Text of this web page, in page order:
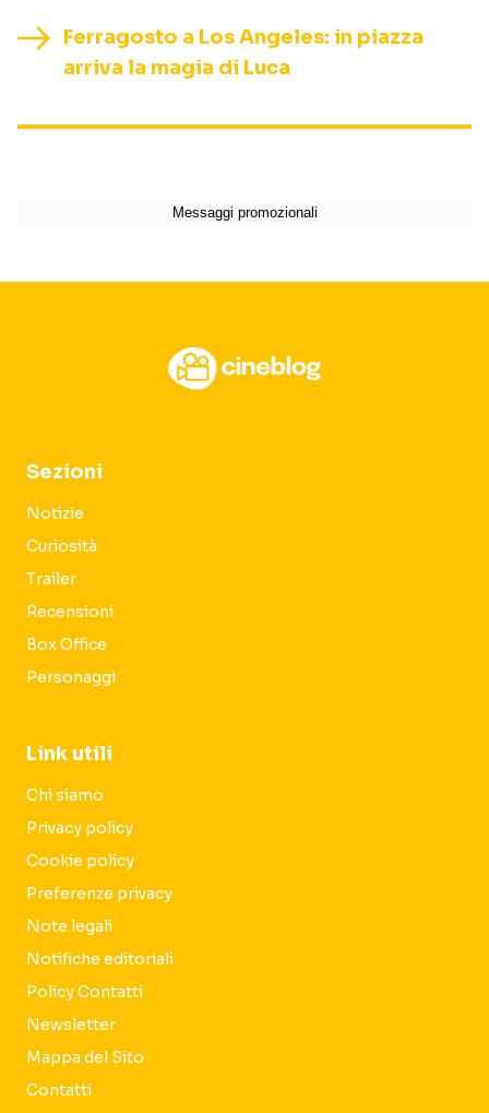
Ferragosto a Los Angeles: in piazza
arriva la magia di Luca
Sezioni
Notizie
Curiosità
Trailer
Recensioni
Box Office
Personaggi
Link utili
Chi siamo
Privacy policy
Cookie policy
Preferenze privacy
Note legali
Notifiche editoriali
Policy Contatti
Newsletter
Mappa del Sito
Contatti